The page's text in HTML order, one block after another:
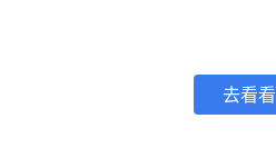
去看看